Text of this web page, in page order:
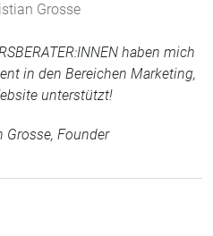
Grosse
haben mich
in den Bereichen Marketing,
unterstützt!
Grosse, Founder